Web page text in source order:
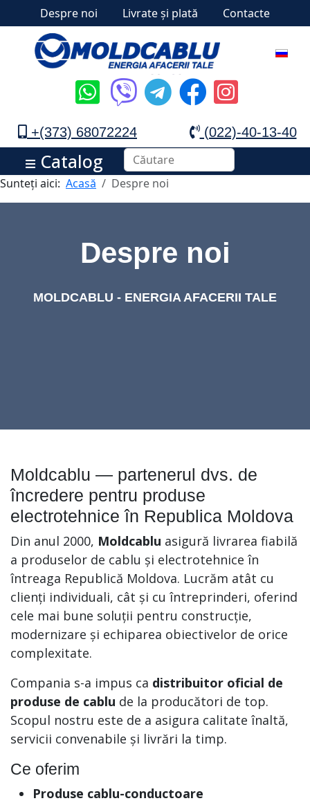
Despre noi Livrate și plată Contacte
+(373) 68072224 (022)-40-13-40
Catalog
Sunteți aici: Acasă Despre noi
Despre noi
MOLDCABLU - ENERGIA AFACERII TALE
Moldcablu — partenerul dvs. de
încredere pentru produse
electrotehnice în Republica Moldova
Din anul 2000, Moldcablu asigură livrarea fiabilă
a produselor de cablu și electrotehnice în
întreaga Republică Moldova. Lucrăm atât cu
clienți individuali, cât și cu întreprinderi, oferind
cele mai bune soluții pentru construcție,
modernizare și echiparea obiectivelor de orice
complexitate.
Compania s-a impus ca distribuitor oficial de
produse de cablu de la producători de top.
Scopul nostru este de a asigura calitate înaltă,
servicii convenabile și livrări la timp.
Ce oferim
Produse cablu-conductoare